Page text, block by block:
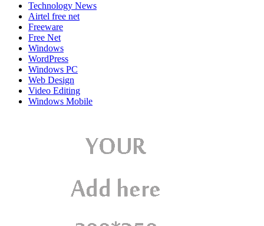
Technology News
Airtel free net
Freeware
Free Net
Windows
WordPress
Windows PC
Web Design
Video Editing
Windows Mobile